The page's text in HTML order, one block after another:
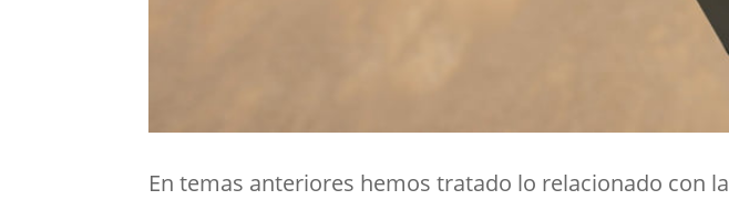
En temas anteriores hemos tratado lo relacionado con la